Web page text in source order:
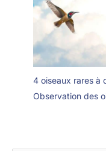
4 oiseaux rares à
Observation des